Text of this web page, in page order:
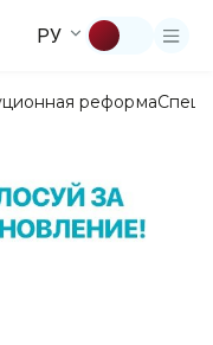
РУ
реформа